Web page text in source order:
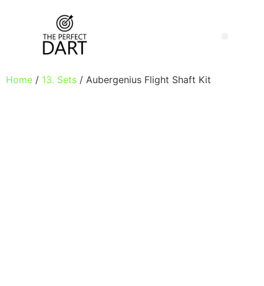
Home / 13. Sets / Aubergenius Flight Shaft Kit